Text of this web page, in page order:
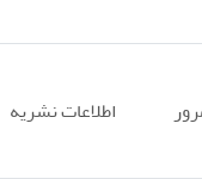
اطلاعات نشریه